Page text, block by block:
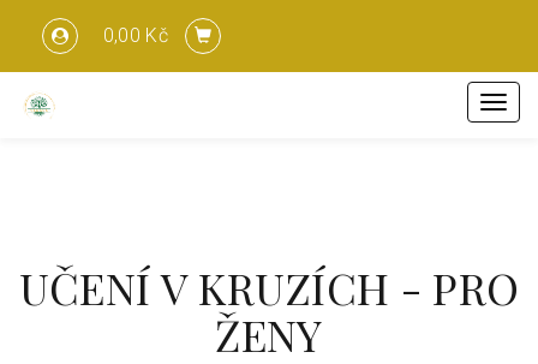
0,00 Kč
Menu
UČENÍ V KRUZÍCH - PRO
ŽENY